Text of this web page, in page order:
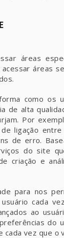
áreas
áreas
como os
de alta
Por
ligação
de erro.
do site
criação e
para nos
cada
ao
do
vez que o